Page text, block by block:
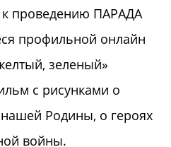
к проведению ПАРАДА
профильной онлайн
зеленый»
с рисунками о
Родины, о героях
войны.